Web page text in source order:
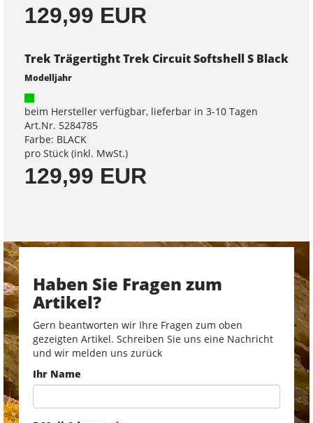
129,99 EUR
Trek Trägertight Trek Circuit Softshell S Black
Modelljahr
beim Hersteller verfügbar, lieferbar in 3-10 Tagen
Art.Nr. 5284785
Farbe: BLACK
pro Stück (inkl. MwSt.)
129,99 EUR
Haben Sie Fragen zum
Artikel?
Gern beantworten wir Ihre Fragen zum oben
gezeigten Artikel. Schreiben Sie uns eine Nachricht
und wir melden uns zurück
Ihr Name